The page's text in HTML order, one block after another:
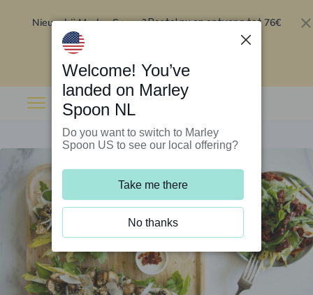
Nieuw bij Marley Spoon?Bestel nu en ontvang tot 76€
Welcome! You’ve
landed on Marley
Spoon NL
Do you want to switch to Marley
Spoon US to see our local offering?
Take me there
No thanks